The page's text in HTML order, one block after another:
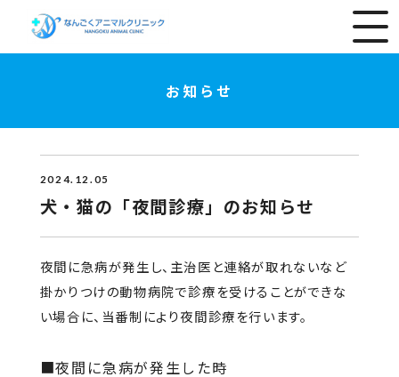
お知らせ
2024.12.05
犬・猫の「夜間診療」のお知らせ
夜間に急病が発生し、主治医と連絡が取れないなど
掛かりつけの動物病院で診療を受けることができな
い場合に、当番制により夜間診療を行います。
■夜間に急病が発生した時